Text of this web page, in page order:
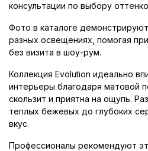
консультации по выбору
Фото в каталоге
разных освещениях, помогая
без визита в шоу-рум.
Коллекция Evolution идеально
интерьеры благодаря матовой
скользит и приятна на ощупь.
теплых бежевых до глубоких
вкус.
Профессионалы рекомендуют